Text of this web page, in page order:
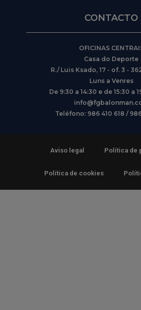
CONTACTO
OFICINAS
Casa do Deporte
R./ Luis Ksado, 17 - of. 3 -
Luns a Venres
De 9:30 a 14:30 e de 15:30 a
Teléfono: 986 410 618 /
Aviso legal Política de
Política de cookies